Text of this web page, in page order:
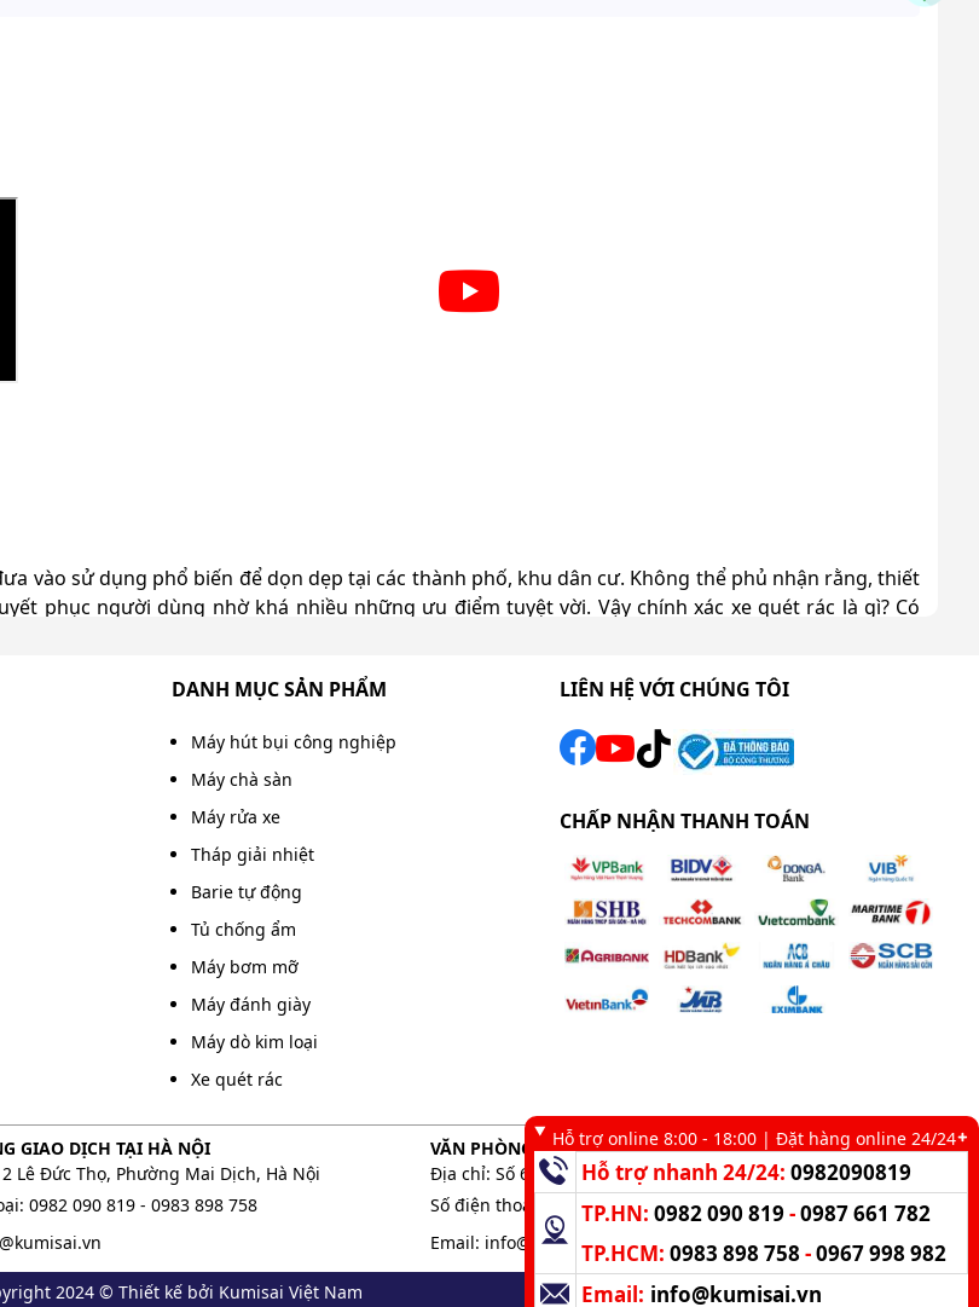
vào sử dụng phổ biến để dọn dẹp tại các thành phố, khu dân cư. Không thể phủ nhận rằng, thiết
phục người dùng nhờ khá nhiều những ưu điểm tuyệt vời. Vậy chính xác xe quét rác là gì? Có
dọn dẹp làm sạch đường phố nhanh chóng, hiệu quả
DANH MỤC SẢN PHẨM
Máy hút bụi công nghiệp
Máy chà sàn
Máy rửa xe
Tháp giải nhiệt
Barie tự động
Tủ chống ẩm
Máy bơm mỡ
Máy đánh giày
Máy dò kim loại
Xe quét rác
LIÊN HỆ VỚI CHÚNG TÔI
CHẤP NHẬN THANH TOÁN
GIAO DỊCH TẠI HÀ NỘI
Lê Đức Thọ, Phường Mai Dịch, Hà Nội
0982 090 819- 0983 898 758
VĂN PHÒNG GIAO DỊCH TẠI TP. HCM
Địa chỉ: Số 6 kênh 19/5, Phường Tân Sơn Nhì, TP. HCM
Số điện thoại:
0983 898 758 -0982 090 819
Email: info@kumisai.vn
2024 © Thiết kế bởi Kumisai Việt Nam
Hỗ trợ online 8:00 - 18:00 | Đặt hàng online 24/24
Hỗ trợ nhanh 24/24:0982090819
TP.HN:0982 090 819 -0987 661 782
TP.HCM:0983 898 758 -0967 998 982
Email: info@kumisai.vn